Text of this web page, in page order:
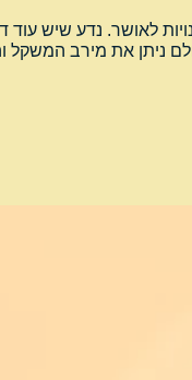
לאושר. נדע שיש
ניתן את מירב המשקל